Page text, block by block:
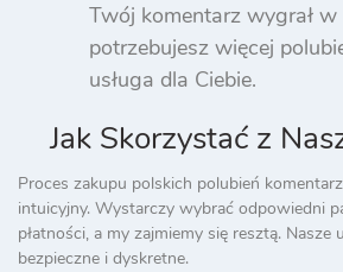
Twój komentarz wygrał w
potrzebujesz więcej
usługa dla Ciebie.
Jak Skorzystać z
Proces zakupu polskich polubień
intuicyjny. Wystarczy wybrać odpowiedni
płatności, a my zajmiemy się resztą. Nasze
bezpieczne i dyskretne.